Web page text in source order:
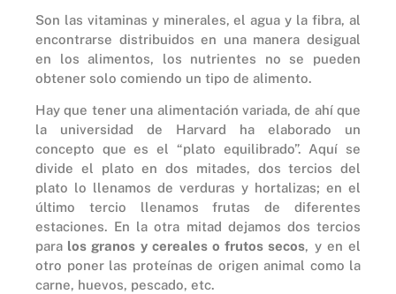
Son las vitaminas y minerales, el agua y la fibra, al
encontrarse distribuidos en una manera desigual
en los alimentos, los nutrientes no se pueden
obtener solo comiendo un tipo de alimento.
Hay que tener una alimentación variada, de ahí que
la universidad de Harvard ha elaborado un
concepto que es el “plato equilibrado”. Aquí se
divide el plato en dos mitades, dos tercios del
plato lo llenamos de verduras y hortalizas; en el
último tercio llenamos frutas de diferentes
estaciones. En la otra mitad dejamos dos tercios
para los granos y cereales o frutos secos, y en el
otro poner las proteínas de origen animal como la
carne, huevos, pescado, etc.